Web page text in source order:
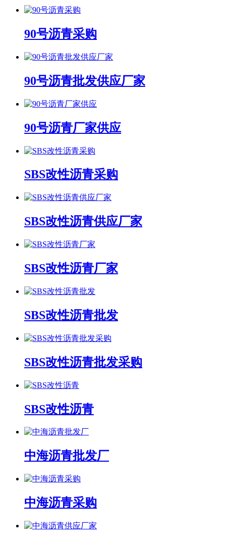
90号沥青采购
90号沥青批发供应厂家
90号沥青厂家供应
SBS改性沥青采购
SBS改性沥青供应厂家
SBS改性沥青厂家
SBS改性沥青批发
SBS改性沥青批发采购
SBS改性沥青
中海沥青批发厂
中海沥青采购